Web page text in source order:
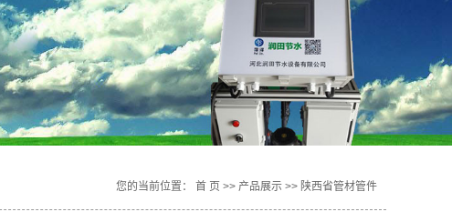
您的当前位置： 首 页 >> 产品展示 >> 陕西省管材管件